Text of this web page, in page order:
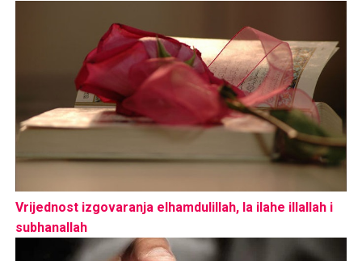
Vrijednost izgovaranja elhamdulillah, la ilahe illallah i
subhanallah